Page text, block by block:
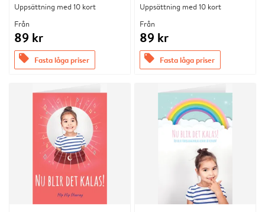
Uppsättning med 10 kort
Från
89 kr
offers Fasta låga priser
Uppsättning med 10 kort
Från
89 kr
offers Fasta låga priser